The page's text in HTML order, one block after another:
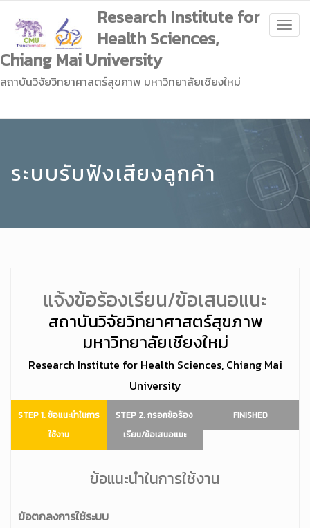
Research Institute for
Health Sciences,
Chiang Mai University
สถาบันวิจัยวิทยาศาสตร์สุขภาพ มหาวิทยาลัยเชียงใหม่
ระบบรับฟังเสียงลูกค้า
แจ้งข้อร้องเรียน/ข้อเสนอแนะ
สถาบันวิจัยวิทยาศาสตร์สุขภาพ
มหาวิทยาลัยเชียงใหม่
Research Institute for Health Sciences, Chiang Mai
University
STEP 1. ข้อแนะนำในการ
ใช้งาน
STEP 2. กรอกข้อร้อง
เรียน/ข้อเสนอแนะ
FINISHED
ข้อแนะนำในการใช้งาน
ข้อตกลงการใช้ระบบ